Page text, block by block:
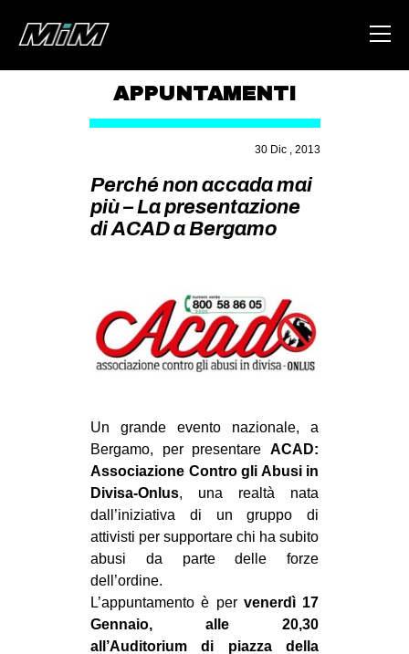
AREA
DEGENERAZIONE
MSM
STUDENTI TSUNAMI
MILANO
MOBILITAZIONI
SPORT POPOLARE
MOVIMENTI
ANTIFASCISMO
DIRITTO ALL’ABITARE
APPUNTAMENTI
30 Dic , 2013
Perché non accada mai
più – La presentazione
di ACAD a Bergamo
Un grande evento nazionale, a
Bergamo, per presentare ACAD:
Associazione Contro gli Abusi in
Divisa-Onlus, una realtà nata
dall’iniziativa di un gruppo di
attivisti per supportare chi ha subito
abusi da parte delle forze
dell’ordine.
L’appuntamento è per venerdì 17
Gennaio, alle 20,30
all’Auditorium di piazza della